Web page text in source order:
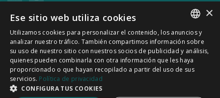
© 2011-2026 CATSENSORS - Sensores e
instrumentación industrial
Política de Privacidad
| Política de Cookies
SPANISH
CATALÀ
×
Ese sitio web utiliza cookies
Utilizamos cookies para personalizar el contenido, los anuncios y
analizar nuestro tráfico. También compartimos información sobre
su uso de nuestro sitio con nuestros socios de publicidad y análisis,
quienes pueden combinarla con otra información que les haya
proporcionado o que hayan recopilado a partir del uso de sus
servicios. Política de privacidad
CONFIGURA TUS COOKIES